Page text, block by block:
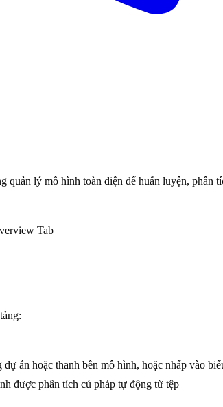
quản lý mô hình toàn diện để huấn luyện,
dự án hoặc thanh bên mô hình, hoặc nhấp vào
được phân tích cú pháp tự động từ tệp